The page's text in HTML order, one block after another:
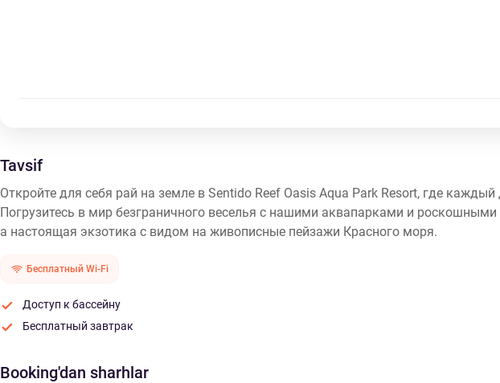
Tavsif
Откройте для себя рай на земле в Sentido Reef Oasis Aqua Park Resort, где
Погрузитесь в мир безграничного веселья с нашими аквапарками и
а настоящая экзотика с видом на живописные пейзажи Красного моря.
Бесплатный Wi-Fi
Доступ к бассейну
Бесплатный завтрак
Booking'dan sharhlar